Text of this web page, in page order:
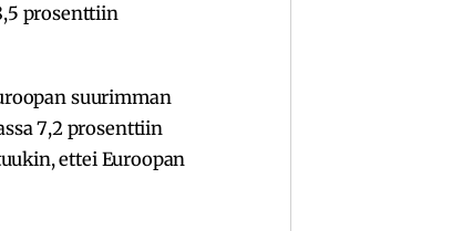
prosenttiin
suurimman
7,2 prosenttiin
ettei Euroopan